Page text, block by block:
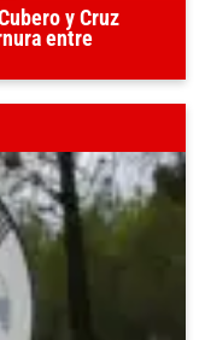
y Cruz
entre